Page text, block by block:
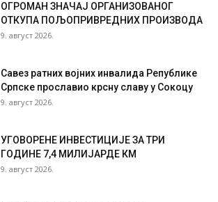
ОГРОМАН ЗНАЧАЈ ОРГАНИЗОВАНОГ
ОТКУПА ПОЉОПРИВРЕДНИХ ПРОИЗВОДА
9. август 2026.
Савез ратних војних инвалида Републике
Српске прославио крсну славу у Сокоцу
9. август 2026.
УГОВОРЕНЕ ИНВЕСТИЦИЈЕ ЗА ТРИ
ГОДИНЕ 7,4 МИЛИЈАРДЕ КМ
9. август 2026.